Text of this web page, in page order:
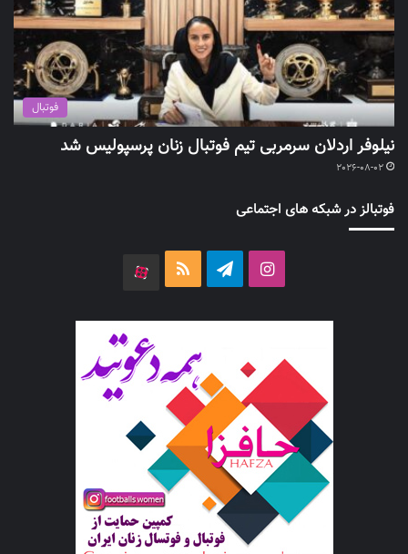
فوتبال
نیلوفر اردلان سرمربی تیم فوتبال زنان پرسپولیس شد
2026-08-02
فوتبالز در شبکه های اجتماعی
اینستاگرامتلگرام خوراک